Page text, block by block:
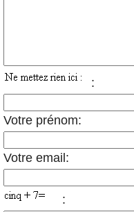
:
Votre prénom:
Votre email:
: